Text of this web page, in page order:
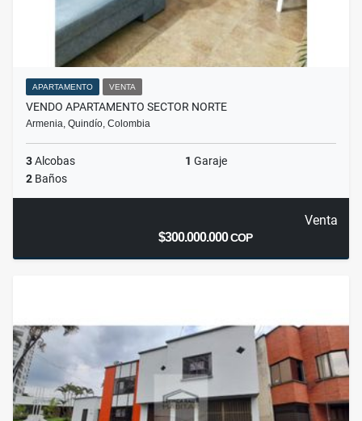
APARTAMENTO VENTA
VENDO APARTAMENTO SECTOR NORTE
Armenia, Quindío, Colombia
3Alcobas 1 Garaje
2 Baños
Venta
$300.000.000COP